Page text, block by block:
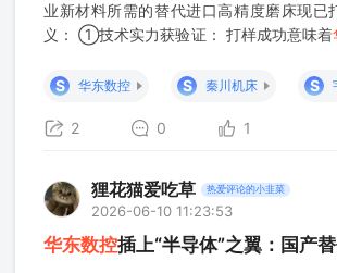
业新材料所需的替代进口高精度磨床现
义： ①技术实力获验证： 打样成功意味着
不仅技术达标，更在性价比、服务等方面具
S 华东数控 S 秦川机床 S
2 0 1
狸花猫爱吃草 热爱评论的小韭菜
2026-06-10 11:23:53
华东数控插上“半导体”之翼：国产